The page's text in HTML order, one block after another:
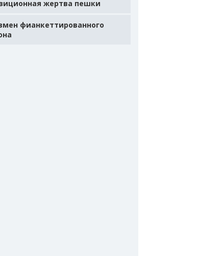
жертва пешки
фианкеттированного